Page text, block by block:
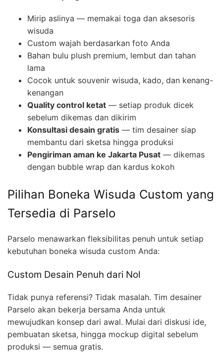
Mirip aslinya — memakai toga dan aksesoris
wisuda
Custom wajah berdasarkan foto Anda
Bahan bulu plush premium, lembut dan tahan
lama
Cocok untuk souvenir wisuda, kado, dan kenang-
kenangan
Quality control ketat — setiap produk dicek
sebelum dikemas dan dikirim
Konsultasi desain gratis — tim desainer siap
membantu dari sketsa hingga produksi
Pengiriman aman ke Jakarta Pusat — dikemas
dengan bubble wrap dan kardus kokoh
Pilihan Boneka Wisuda Custom yang
Tersedia di Parselo
Parselo menawarkan fleksibilitas penuh untuk setiap
kebutuhan boneka wisuda custom Anda:
Custom Desain Penuh dari Nol
Tidak punya referensi? Tidak masalah. Tim desainer
Parselo akan bekerja bersama Anda untuk
mewujudkan konsep dari awal. Mulai dari diskusi ide,
pembuatan sketsa, hingga mockup digital sebelum
produksi — semua gratis.